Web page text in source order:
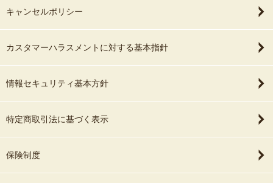
キャンセルポリシー
カスタマーハラスメントに対する基本指針
情報セキュリティ基本方針
特定商取引法に基づく表示
保険制度